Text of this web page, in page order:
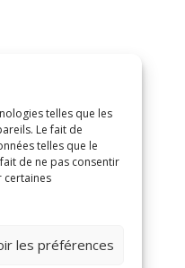
telles que les
Le fait de
telles que le
de ne pas consentir
certaines
les préférences